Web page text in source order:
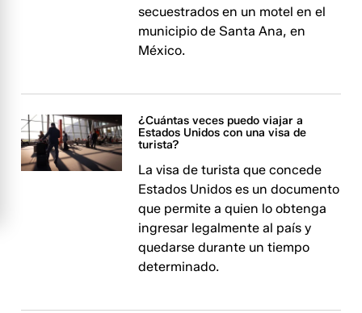
secuestrados en un motel en el
municipio de Santa Ana, en
México.
¿Cuántas veces puedo viajar a
Estados Unidos con una visa de
turista?
La visa de turista que concede
Estados Unidos es un documento
que permite a quien lo obtenga
ingresar legalmente al país y
quedarse durante un tiempo
determinado.